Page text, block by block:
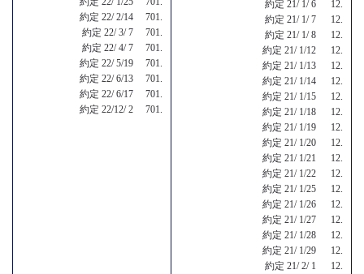
約定 22/ 2/14 701.
約定 22/ 3/ 7 701.
約定 22/ 4/ 7 701.
約定 22/ 5/19 701.
約定 22/ 6/13 701.
約定 22/ 6/17 701.
約定 22/12/ 2 701.
約定 21/ 1/ 6 12.
約定 21/ 1/ 7 12.
約定 21/ 1/ 8 12.
約定 21/ 1/12 12.
約定 21/ 1/13 12.
約定 21/ 1/14 12.
約定 21/ 1/15 12.
約定 21/ 1/18 12.
約定 21/ 1/19 12.
約定 21/ 1/20 12.
約定 21/ 1/21 12.
約定 21/ 1/22 12.
約定 21/ 1/25 12.
約定 21/ 1/26 12.
約定 21/ 1/27 12.
約定 21/ 1/28 12.
約定 21/ 1/29 12.
約定 21/ 2/ 1 12.